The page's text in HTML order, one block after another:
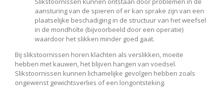
aansturing van de spieren of er kan sprake zijn van een
plaatselijke beschadiging in de structuur van het weefsel
in de mondholte (bijvoorbeeld door een operatie)
waardoor het slikken minder goed gaat.
Bij slikstoornissen horen klachten als verslikken, moeite
hebben met kauwen, het blijven hangen van voedsel.
Slikstoornissen kunnen lichamelijke gevolgen hebben zoals
ongewenst gewichtsverlies of een longontsteking.